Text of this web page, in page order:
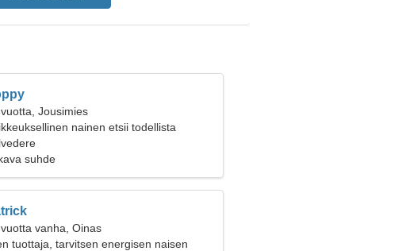
Jousimies
nainen etsii todellista
suhde
vanha, Oinas
tuottaja, tarvitsen energisen naisen